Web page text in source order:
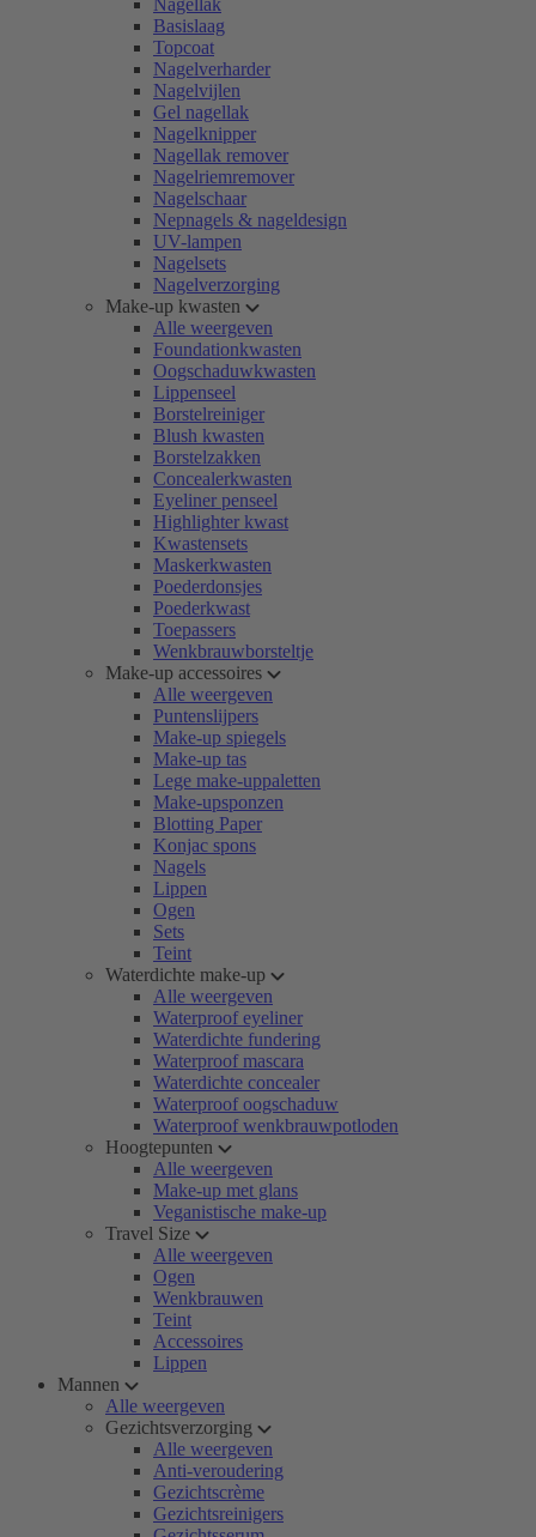
Nagellak
Basislaag
Topcoat
Nagelverharder
Nagelvijlen
Gel nagellak
Nagelknipper
Nagellak remover
Nagelriemremover
Nagelschaar
Nepnagels & nageldesign
UV-lampen
Nagelsets
Nagelverzorging
Make-up kwasten
Alle weergeven
Foundationkwasten
Oogschaduwkwasten
Lippenseel
Borstelreiniger
Blush kwasten
Borstelzakken
Concealerkwasten
Eyeliner penseel
Highlighter kwast
Kwastensets
Maskerkwasten
Poederdonsjes
Poederkwast
Toepassers
Wenkbrauwborsteltje
Make-up accessoires
Alle weergeven
Puntenslijpers
Make-up spiegels
Make-up tas
Lege make-uppaletten
Make-upsponzen
Blotting Paper
Konjac spons
Nagels
Lippen
Ogen
Sets
Teint
Waterdichte make-up
Alle weergeven
Waterproof eyeliner
Waterdichte fundering
Waterproof mascara
Waterdichte concealer
Waterproof oogschaduw
Waterproof wenkbrauwpotloden
Hoogtepunten
Alle weergeven
Make-up met glans
Veganistische make-up
Travel Size
Alle weergeven
Ogen
Wenkbrauwen
Teint
Accessoires
Lippen
Mannen
Alle weergeven
Gezichtsverzorging
Alle weergeven
Anti-veroudering
Gezichtscrème
Gezichtsreinigers